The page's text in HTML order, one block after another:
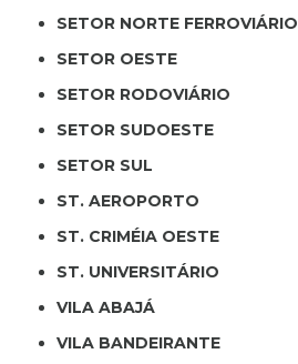
SETOR NORTE FERROVIÁRIO
SETOR OESTE
SETOR RODOVIÁRIO
SETOR SUDOESTE
SETOR SUL
ST. AEROPORTO
ST. CRIMÉIA OESTE
ST. UNIVERSITÁRIO
VILA ABAJÁ
VILA BANDEIRANTE